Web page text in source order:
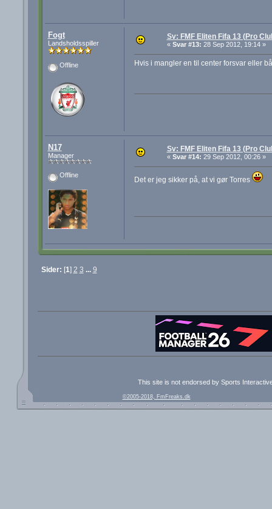
Fogt
Landsholdsspiller
Offline
Sv: FMF Eliten Fifa 13 (Pro
« Svar #13: 28 Sep 2012, 19:14 »
Hvis i mangler en til center forsvar eller
N17
Manager
Offline
Sv: FMF Eliten Fifa 13 (Pro
« Svar #14: 29 Sep 2012, 00:26 »
Det er jeg sikker på, at vi gør Torres
Sider: [1] 2 3 ... 9
This site is not endorsed by Sports
©2005-2018, FmFreaks.dk